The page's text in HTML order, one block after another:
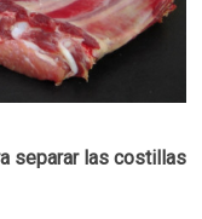
separar las costillas